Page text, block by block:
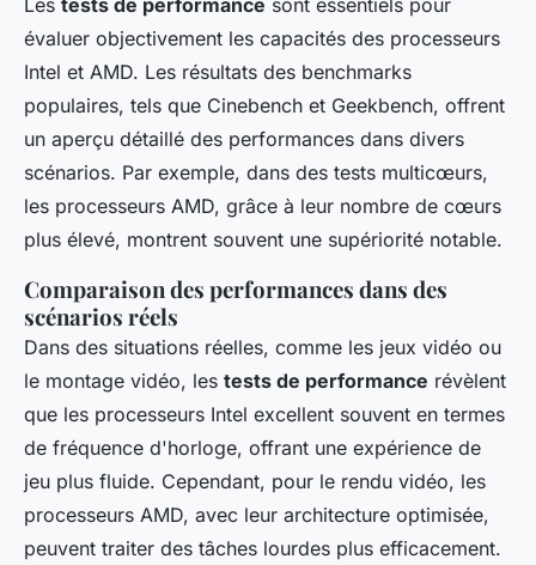
Les tests de performance sont essentiels pour
évaluer objectivement les capacités des processeurs
Intel et AMD. Les résultats des benchmarks
populaires, tels que Cinebench et Geekbench, offrent
un aperçu détaillé des performances dans divers
scénarios. Par exemple, dans des tests multicœurs,
les processeurs AMD, grâce à leur nombre de cœurs
plus élevé, montrent souvent une supériorité notable.
Comparaison des performances dans des
scénarios réels
Dans des situations réelles, comme les jeux vidéo ou
le montage vidéo, les tests de performance révèlent
que les processeurs Intel excellent souvent en termes
de fréquence d'horloge, offrant une expérience de
jeu plus fluide. Cependant, pour le rendu vidéo, les
processeurs AMD, avec leur architecture optimisée,
peuvent traiter des tâches lourdes plus efficacement.